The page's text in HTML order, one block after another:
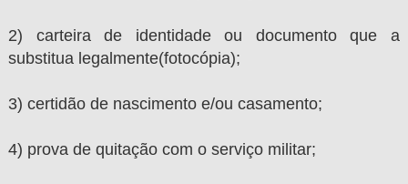
2) carteira de identidade ou documento que a
substitua legalmente(fotocópia);
3) certidão de nascimento e/ou casamento;
4) prova de quitação com o serviço militar;